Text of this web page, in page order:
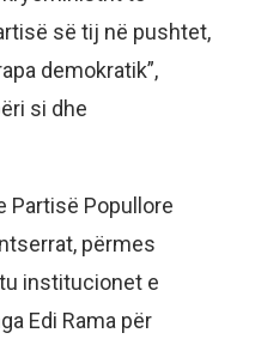
së tij në pushtet,
demokratik”,
si dhe
Partisë Popullore
përmes
institucionet e
Edi Rama për